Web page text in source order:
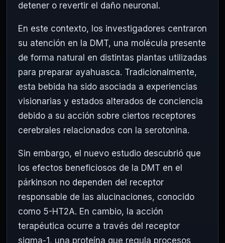
detener o revertir el daño neuronal.
En este contexto, los investigadores centraron
su atención en la DMT, una molécula presente
de forma natural en distintas plantas utilizadas
para preparar ayahuasca. Tradicionalmente,
esta bebida ha sido asociada a experiencias
visionarias y estados alterados de conciencia
debido a su acción sobre ciertos receptores
cerebrales relacionados con la serotonina.
Sin embargo, el nuevo estudio descubrió que
los efectos beneficiosos de la DMT en el
párkinson no dependen del receptor
responsable de las alucinaciones, conocido
como 5-HT2A. En cambio, la acción
terapéutica ocurre a través del receptor
sigma-1, una proteína que regula procesos